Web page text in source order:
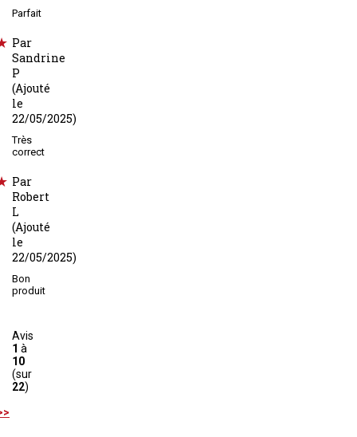
Parfait
Par
Sandrine
P
(Ajouté
le
22/05/2025)
Très
correct
Par
Robert
L
(Ajouté
le
22/05/2025)
Bon
produit
Avis
1 à
10
(sur
22)